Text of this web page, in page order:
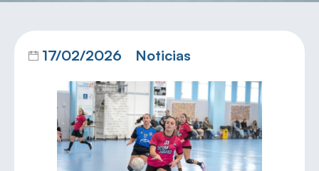
17/02/2026 Noticias